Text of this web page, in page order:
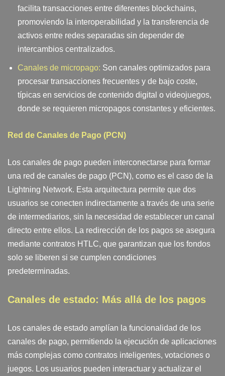
facilita transacciones entre diferentes blockchains,
promoviendo la interoperabilidad y la transferencia de
activos entre redes separadas sin depender de
intercambios centralizados.
Canales de micropago: Son canales optimizados para
procesar transacciones frecuentes y de bajo coste,
típicas en servicios de contenido digital o videojuegos,
donde se requieren micropagos constantes y eficientes.
Red de Canales de Pago (PCN)
Los canales de pago pueden interconectarse para formar
una red de canales de pago (PCN), como es el caso de la
Lightning Network. Esta arquitectura permite que dos
usuarios se conecten indirectamente a través de una serie
de intermediarios, sin la necesidad de establecer un canal
directo entre ellos. La redirección de los pagos se asegura
mediante contratos HTLC, que garantizan que los fondos
solo se liberen si se cumplen condiciones
predeterminadas.
Canales de estado: Más allá de los pagos
Los canales de estado amplían la funcionalidad de los
canales de pago, permitiendo la ejecución de aplicaciones
más complejas como contratos inteligentes, votaciones o
juegos. Los usuarios pueden interactuar y actualizar el